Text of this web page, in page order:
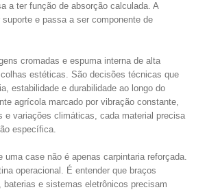
a ter função de absorção calculada. A
e passa a ser componente de
cromadas e espuma interna de alta
estéticas. São decisões técnicas que
estabilidade e durabilidade ao longo do
agrícola marcado por vibração constante,
e variações climáticas, cada material precisa
específica.
uma case não é apenas carpintaria reforçada.
operacional. É entender que braços
baterias e sistemas eletrônicos precisam